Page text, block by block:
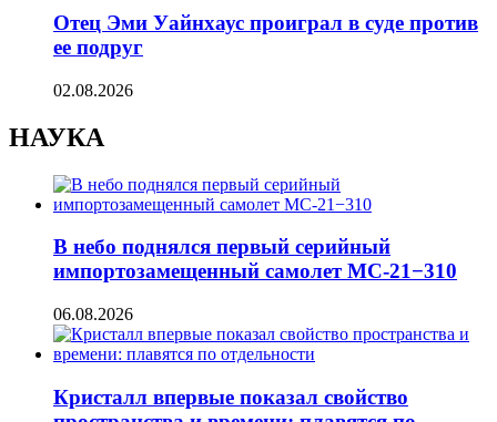
Отец Эми Уайнхаус проиграл в суде против
ее подруг
02.08.2026
НАУКА
В небо поднялся первый серийный
импортозамещенный самолет МС-21−310
06.08.2026
Кристалл впервые показал свойство